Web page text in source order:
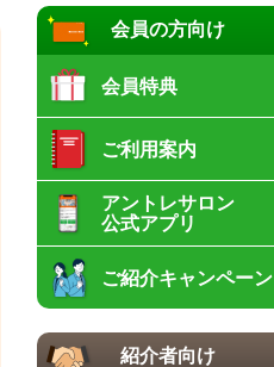
会員の方向け
会員特典
ご利用案内
アントレサロン
公式アプリ
ご紹介キャンペーン
紹介者向け